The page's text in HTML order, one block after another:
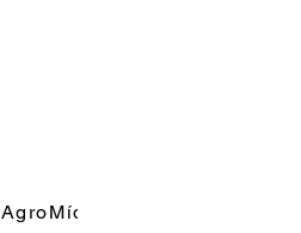
AgroMídia